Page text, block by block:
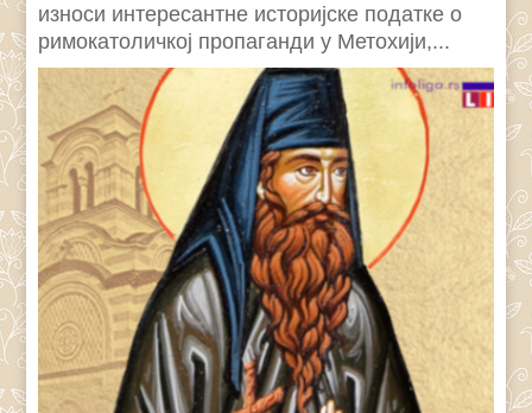
износи интересантне историјске податке о
римокатоличкој пропаганди у Метохији,...